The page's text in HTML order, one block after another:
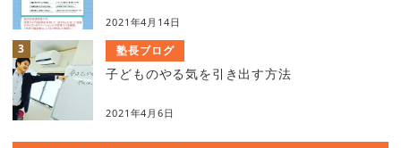
2021年4月14日
塾長ブログ
子どものやる気を引き出す方法
2021年4月6日